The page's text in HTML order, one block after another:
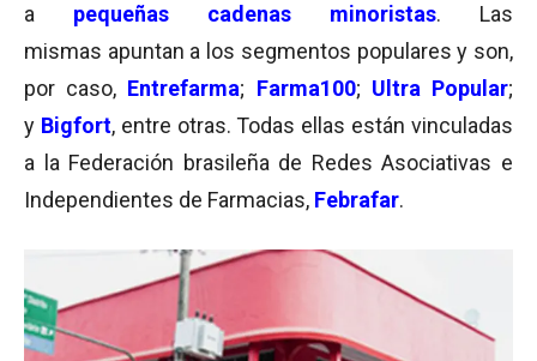
a pequeñas cadenas minoristas. Las
mismas apuntan a los segmentos populares y son,
por caso, Entrefarma; Farma100; Ultra Popular;
y Bigfort, entre otras. Todas ellas están vinculadas
a la Federación brasileña de Redes Asociativas e
Independientes de Farmacias, Febrafar.